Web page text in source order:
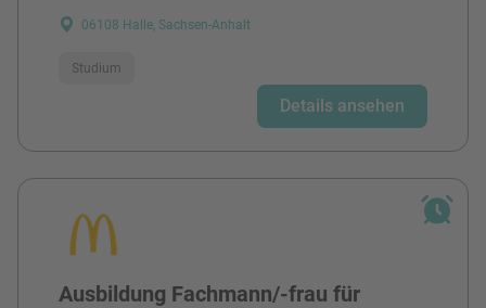
06108 Halle, Sachsen-Anhalt
Studium
Details ansehen
Ausbildung Fachmann/-frau für